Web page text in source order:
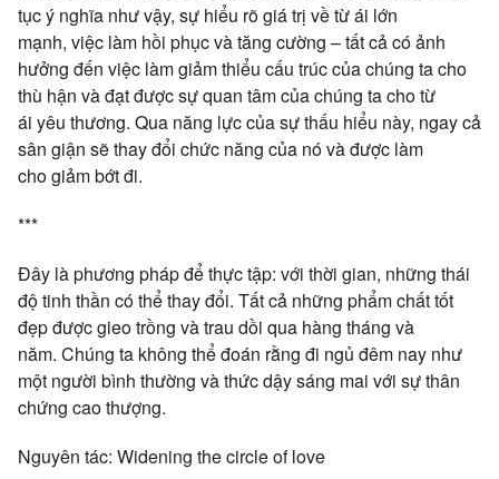
tục ý nghĩa như vậy, sự hiểu rõ giá trị về từ ái lớn
mạnh, việc làm hồi phục và tăng cường – tất cả có ảnh
hưởng đến việc làm giảm thiểu cấu trúc của chúng ta cho
thù hận và đạt được sự quan tâm của chúng ta cho từ
ái yêu thương. Qua năng lực của sự thấu hiểu này, ngay cả
sân giận sẽ thay đổi chức năng của nó và được làm
cho giảm bớt đi.
***
Đây là phương pháp để thực tập: với thời gian, những thái
độ tinh thần có thể thay đổi. Tất cả những phẩm chất tốt
đẹp được gieo trồng và trau dồi qua hàng tháng và
năm. Chúng ta không thể đoán rằng đi ngủ đêm nay như
một người bình thường và thức dậy sáng mai với sự thân
chứng cao thượng.
Nguyên tác: Widening the circle of love